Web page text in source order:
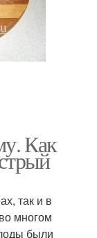
Как
так и в
многом
были